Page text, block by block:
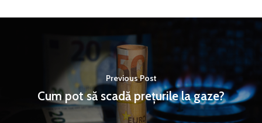
Previous Post
Cum pot să scadă prețurile la gaze?